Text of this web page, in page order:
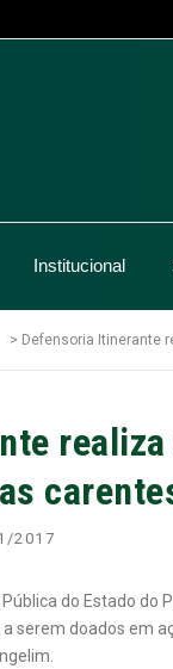
Institucional
> Defensoria Itinerante
2017
do Estado do
serem doados em